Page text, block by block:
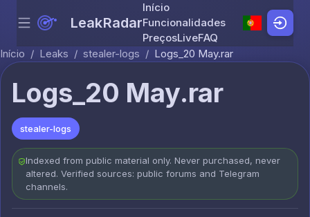
Skip to content
Menu LeakRadar
Início
Funcionalidades
PreçosLiveFAQ
Início / Leaks / stealer-logs / Logs_20 May.rar
Logs_20 May.rar
stealer-logs
Indexed from public material only. Never purchased, never
altered. Verified sources: public forums and Telegram
channels.